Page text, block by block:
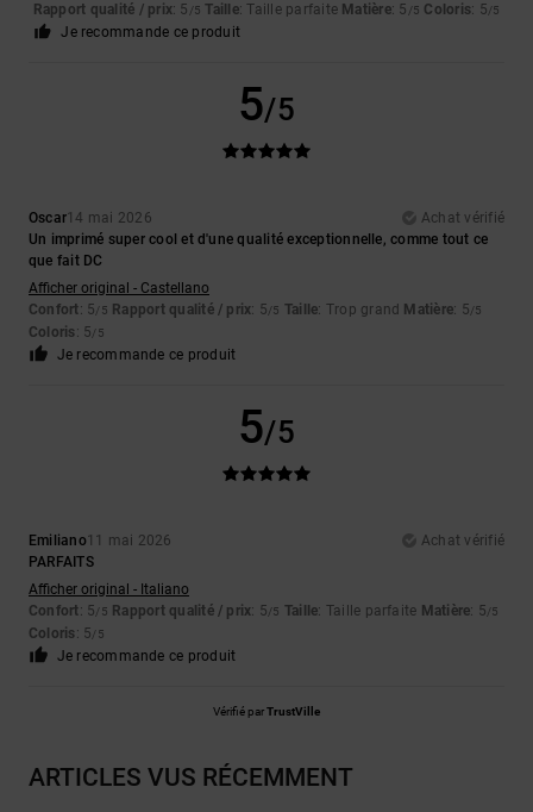
Rapport qualité / prix: 5 /5 Taille: Taille parfaite Matière: 5 /5 Coloris: 5/5
Je recommande ce produit
5/5
Oscar14 mai 2026
Achat vérifié
Un imprimé super cool et d'une qualité exceptionnelle, comme tout ce
que fait DC
Afficher original - Castellano
Confort: 5/5 Rapport qualité / prix: 5/5 Taille: Trop grand Matière: 5/5
Coloris: 5/5
Je recommande ce produit
5/5
Emiliano11 mai 2026
Achat vérifié
PARFAITS
Afficher original - Italiano
Confort: 5/5 Rapport qualité / prix: 5/5 Taille: Taille parfaite Matière: 5/5
Coloris: 5/5
Je recommande ce produit
Vérifié parTrustVille
ARTICLES VUS RÉCEMMENT